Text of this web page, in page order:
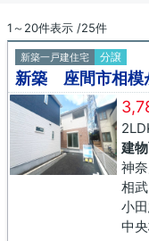
1～20件表示 /25件
新築一戸建住宅 分譲
新築 座間市相
建
神
小
中